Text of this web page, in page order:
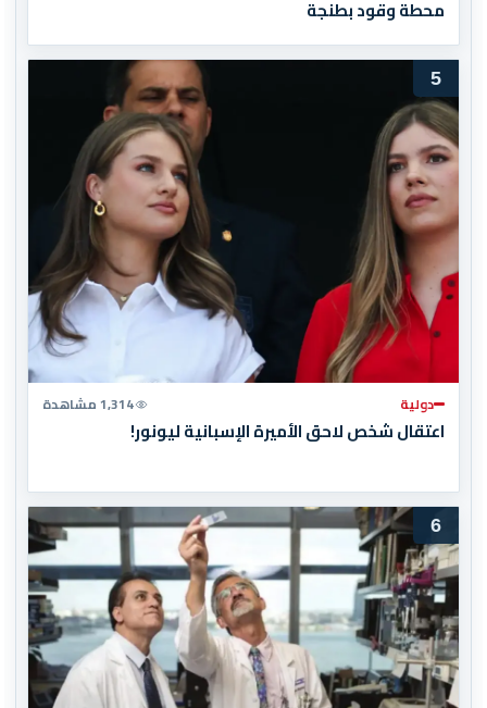
محطة وقود بطنجة
5
دولية 1,314 مشاهدة
اعتقال شخص لاحق الأميرة الإسبانية ليونور!
6